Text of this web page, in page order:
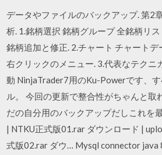
データやファイルのバックアップ. 第2
析. 1.銘柄選択 銘柄グループ 全銘柄リ
銘柄追加と修正. 2.チャート チャート
右クリックのメニュー. 3.代表なテクニ
動 NinjaTrader7用のKu-Powerです、
ル。 今回の更新で整合性がちゃんと取
だの自分用のバックアップだしこれを
| NTKU正式版01.rar ダウンロード |
式版02.rar ダウ… Mysql connector java